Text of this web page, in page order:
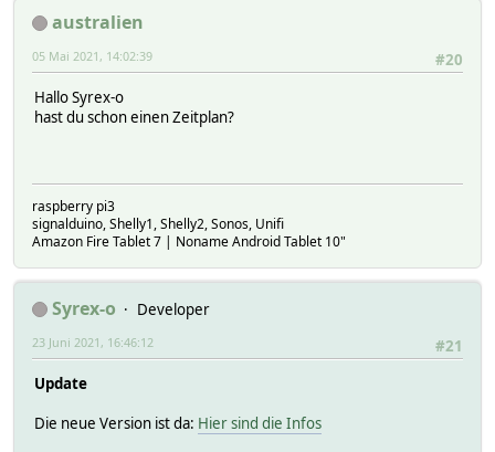
australien
#20
05 Mai 2021, 14:02:39
Hallo Syrex-o
hast du schon einen Zeitplan?
raspberry pi3
signalduino, Shelly1, Shelly2, Sonos, Unifi
Amazon Fire Tablet 7 | Noname Android Tablet 10"
Syrex-o
Developer
#21
23 Juni 2021, 16:46:12
Update
Die neue Version ist da: Hier sind die Infos